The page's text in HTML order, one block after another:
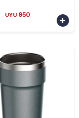
UYU 950
